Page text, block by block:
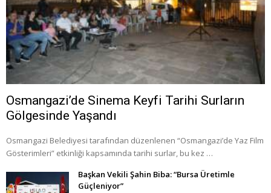
Osmangazi’de Sinema Keyfi Tarihi Surların
Gölgesinde Yaşandı
Osmangazi Belediyesi tarafından düzenlenen “Osmangazi’de Yaz Film
Gösterimleri” etkinliği kapsamında tarihi surlar, bu kez …
Başkan Vekili Şahin Biba: “Bursa Üretimle
Güçleniyor”